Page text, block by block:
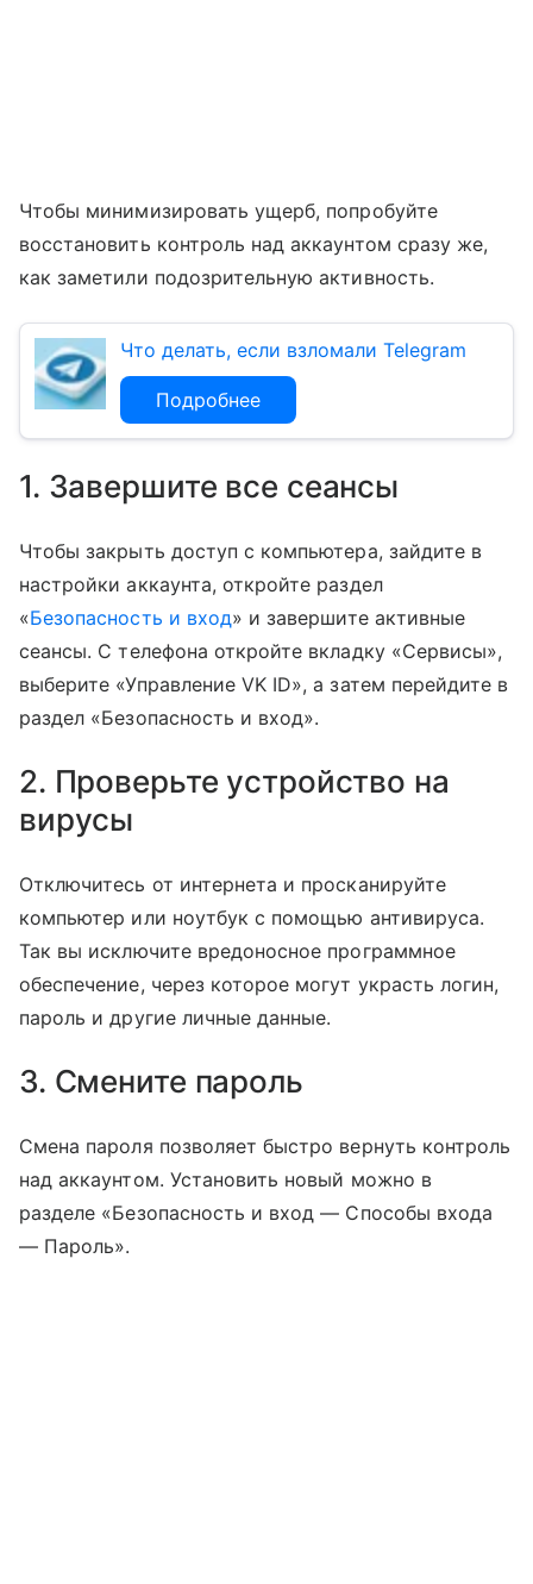
Чтобы минимизировать ущерб, попробуйте
восстановить контроль над аккаунтом сразу же,
как заметили подозрительную активность.
Что делать, если взломали Telegram
Подробнее
1. Завершите все сеансы
Чтобы закрыть доступ с компьютера, зайдите в
настройки аккаунта, откройте раздел
«Безопасность и вход» и завершите активные
сеансы. С телефона откройте вкладку «Сервисы»,
выберите «Управление VK ID», а затем перейдите в
раздел «Безопасность и вход».
2. Проверьте устройство на
вирусы
Отключитесь от интернета и просканируйте
компьютер или ноутбук с помощью антивируса.
Так вы исключите вредоносное программное
обеспечение, через которое могут украсть логин,
пароль и другие личные данные.
3. Смените пароль
Смена пароля позволяет быстро вернуть контроль
над аккаунтом. Установить новый можно в
разделе «Безопасность и вход — Способы входа
— Пароль».